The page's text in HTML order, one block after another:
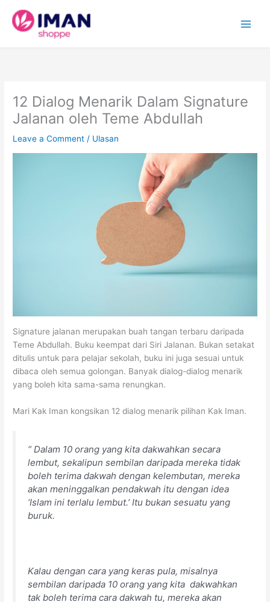
content
12 Dialog Menarik Dalam Signature
Jalanan oleh Teme Abdullah
Leave a Comment / Ulasan
Signature jalanan merupakan buah tangan terbaru daripada
Teme Abdullah. Buku keempat dari Siri Jalanan. Bukan setakat
ditulis untuk para pelajar sekolah, buku ini juga sesuai untuk
dibaca oleh semua golongan. Banyak dialog-dialog menarik
yang boleh kita sama-sama renungkan.
Mari Kak Iman kongsikan 12 dialog menarik pilihan Kak Iman.
“ Dalam 10 orang yang kita dakwahkan secara
lembut, sekalipun sembilan daripada mereka tidak
boleh terima dakwah dengan kelembutan, mereka
akan meninggalkan pendakwah itu dengan idea
‘Islam ini terlalu lembut.’ Itu bukan sesuatu yang
buruk.
Kalau dengan cara yang keras pula, misalnya
sembilan daripada 10 orang yang kita dakwahkan
tak boleh terima cara dakwah tu, mereka akan